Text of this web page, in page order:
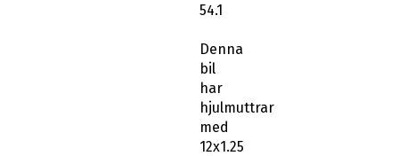
54.1
Denna
bil
har
hjulmuttrar
med
12x1.25